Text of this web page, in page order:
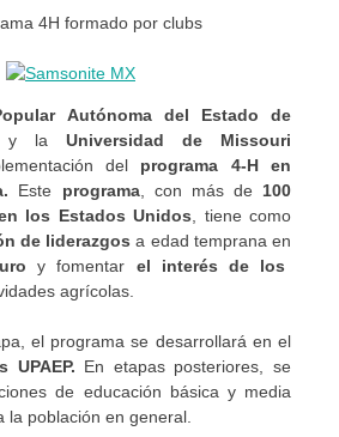
Autónoma del Estado de
y la Universidad de Missouri
del programa 4-H en
Este programa, con más de 100
los Estados Unidos , tiene como
de liderazgos a edad temprana en
y fomentar el interés de los
agrícolas.
el programa se desarrollará en el
UPAEP. En etapas posteriores, se
de educación básica y media
la población en general.